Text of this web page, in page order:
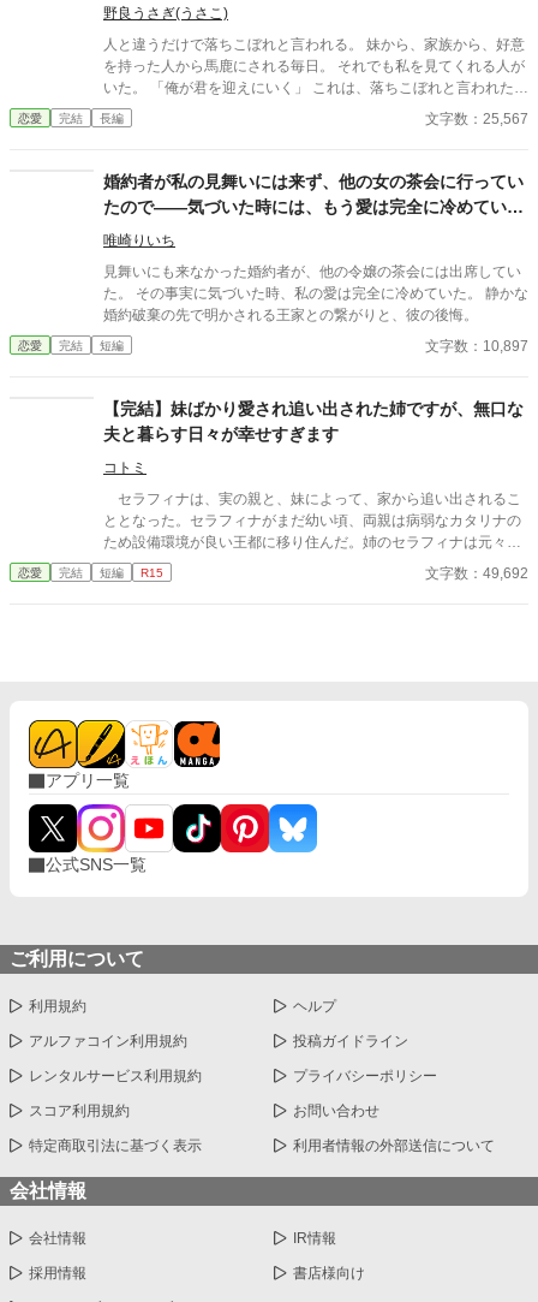
を失った伯爵邸は、ヴァランティーヌの細やかな差配がなくなっ
たことで急速に機能不全に陥り、没落の一途をたどる。激しい後
悔に苛まれたエリファスは彼女を連れ戻そうとするが、そこには
驚くべき真実と、完璧なまでの「ざまぁ」が待ち受けていた。
野良うさぎ(うさこ)
人と違うだけで落ちこぼれと言われる。 妹から、家族から、好意
を持った人から馬鹿にされる毎日。 それでも私を見てくれる人が
いた。 「俺が君を迎えにいく」 これは、落ちこぼれと言われた私
が、極悪当主と婚約させられそうになったと思ったら、運命の人
と巡り会えた話。 異能、シンデレラ、溺愛 ※一応初期バージョン
まぁまで書いてありましたね。 ただ、設定やプロット、キャラ、
口調を変えたので、続きは書けなくないですが、超時間かかりま
す。 ご要望が多ければ、続き書きますね。
恋愛 完結 長編 文字数：25,567
婚約者が私の見舞いには来ず、他の女の茶会に行ってい
たので――気づいた時には、もう愛は完全に冷めていま
した
唯崎りいち
見舞いにも来なかった婚約者が、他の令嬢の茶会には出席してい
た。 その事実に気づいた時、私の愛は完全に冷めていた。 静かな
婚約破棄の先で明かされる王家との繋がりと、彼の後悔。
恋愛 完結 短編 文字数：10,897
【完結】妹ばかり愛され追い出された姉ですが、無口な
夫と暮らす日々が幸せすぎます
コトミ
セラフィナは、実の親と、妹によって、家から追い出されるこ
ととなった。セラフィナがまだ幼い頃、両親は病弱なカタリナの
ため設備環境が良い王都に移り住んだ。姉のセラフィナは元々両
親とともに住んでいた田舎に使用人のマーサの二人きりで暮らす
こととなった。お金のない子爵家な上にカタリナのためお金を稼
とになった。すぐに荷物をまとめるんだ。一週間後には結婚式
だ」 困惑するセラフィナに対して、冷酷にも時間は進み続け、
結婚生活が始まる。
恋愛 完結 短編 R15 文字数：49,692
アプリ一覧
公式SNS一覧
ご利用について
利用規約 ヘルプ
アルファコイン利用規約 投稿ガイドライン
レンタルサービス利用規約 プライバシーポリシー
スコア利用規約 お問い合わせ
特定商取引法に基づく表示 利用者情報の外部送信について
会社情報
会社情報 IR情報
採用情報 書店様向け